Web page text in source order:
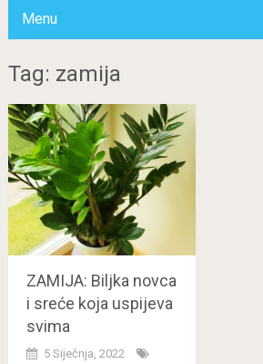
Menu
Tag: zamija
ZAMIJA: Biljka novca
i sreće koja uspijeva
svima
5 Siječnja, 2022